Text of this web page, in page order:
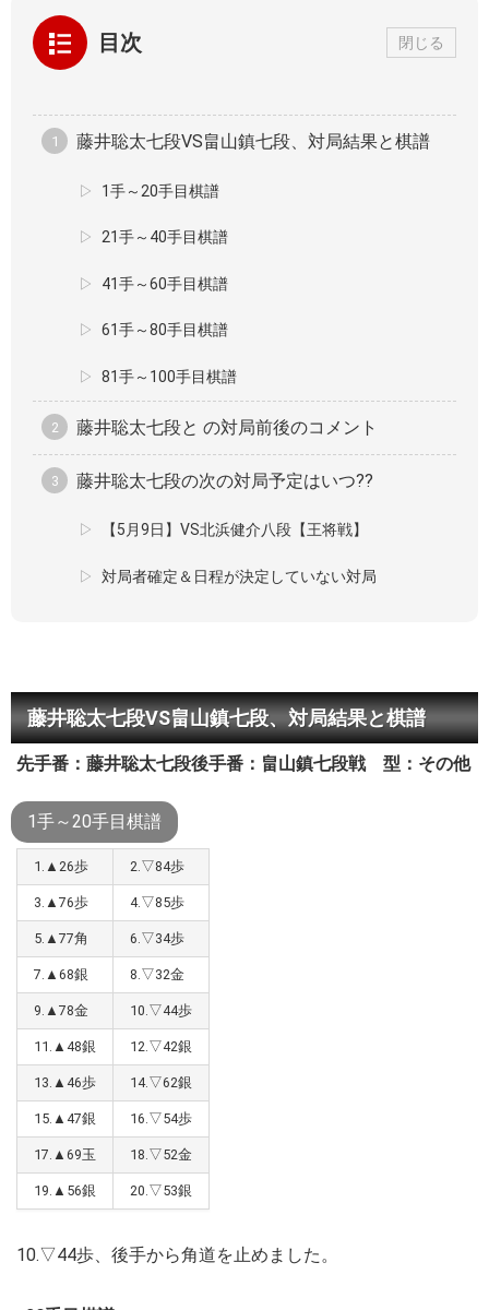
目次 閉じる
藤井聡太七段VS畠山鎮七段、対局結果と棋譜
1手～20手目棋譜
21手～40手目棋譜
41手～60手目棋譜
61手～80手目棋譜
81手～100手目棋譜
藤井聡太七段と の対局前後のコメント
藤井聡太七段の次の対局予定はいつ??
【5月9日】VS北浜健介八段【王将戦】
対局者確定＆日程が決定していない対局
藤井聡太七段VS畠山鎮七段、対局結果と棋譜
先手番：藤井聡太七段後手番：畠山鎮七段戦 型：その他
1手～20手目棋譜
1.▲26歩 2.▽84歩
3.▲76歩 4.▽85歩
5.▲77角 6.▽34歩
7.▲68銀 8.▽32金
9.▲78金 10.▽44歩
11.▲48銀 12.▽42銀
13.▲46歩 14.▽62銀
15.▲47銀 16.▽54歩
17.▲69玉 18.▽52金
19.▲56銀 20.▽53銀
10.▽44歩、後手から角道を止めました。